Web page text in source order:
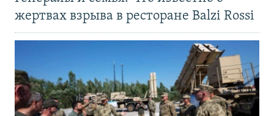
жертвах взрыва в ресторане Balzi Rossi